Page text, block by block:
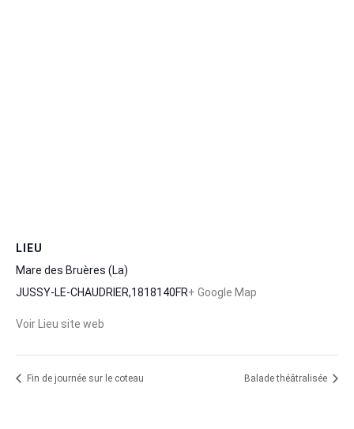
LIEU
Mare des Bruères (La)
JUSSY-LE-CHAUDRIER,1818140FR+ Google Map
Voir Lieu site web
Fin de journée sur le coteau Balade théâtralisée